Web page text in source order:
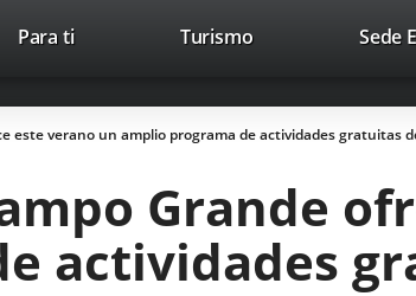
Trabaja con nosotros
Para ti TurismoEste
abrirá
en
ventana
nueva.
Sede
este verano un amplio programa de actividades gratuitas
Grande
actividades